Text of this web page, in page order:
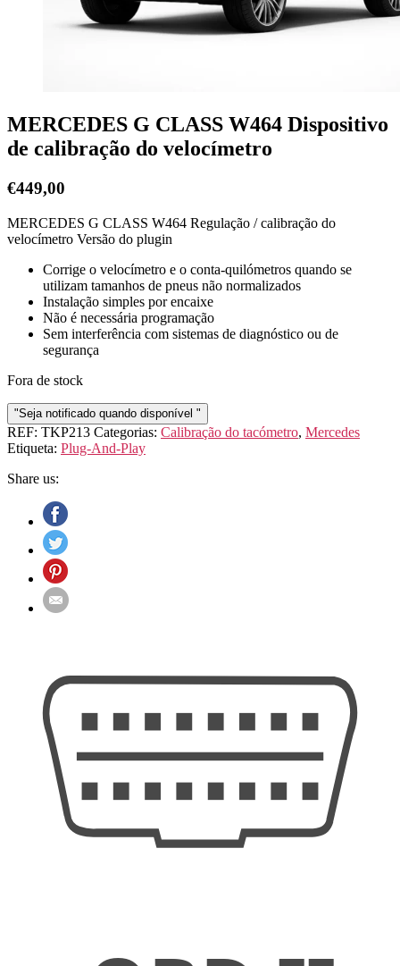
MERCEDES G CLASS W464 Dispositivo
de calibração do velocímetro
€449,00
MERCEDES G CLASS W464 Regulação / calibração do
velocímetro Versão do plugin
Corrige o velocímetro e o conta-quilómetros quando se
utilizam tamanhos de pneus não normalizados
Instalação simples por encaixe
Não é necessária programação
Sem interferência com sistemas de diagnóstico ou de
segurança
Fora de stock
"Seja notificado quando disponível "
REF: TKP213 Categorias: Calibração do tacómetro, Mercedes
Etiqueta: Plug-And-Play
Share us: